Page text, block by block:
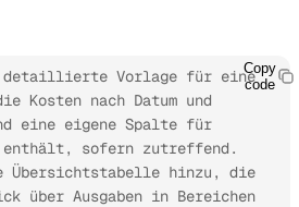
detaillierte Vorlage für eine
Kosten nach Datum und
eine eigene Spalte für
enthält, sofern zutreffend.
Übersichtstabelle hinzu, die
über Ausgaben in Bereichen
Copy
code